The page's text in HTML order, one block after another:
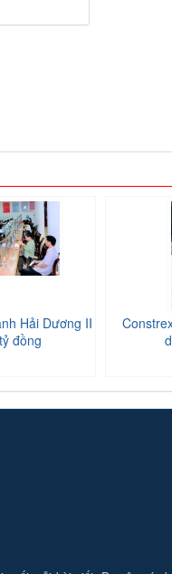
Hải Dương II
đồng